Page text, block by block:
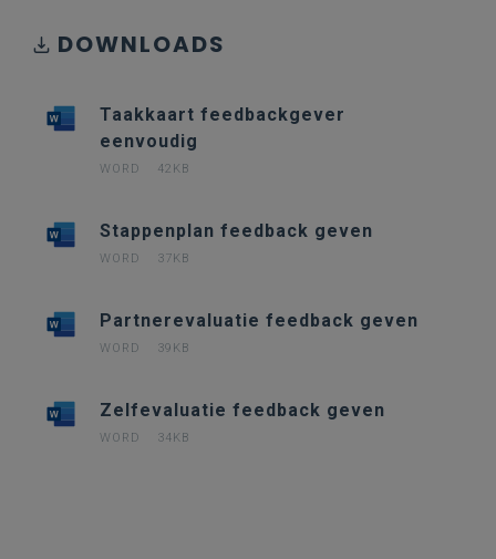
DOWNLOADS
Taakkaart feedbackgever
eenvoudig
WORD 42KB
Stappenplan feedback geven
WORD 37KB
Partnerevaluatie feedback geven
WORD 39KB
Zelfevaluatie feedback geven
WORD 34KB